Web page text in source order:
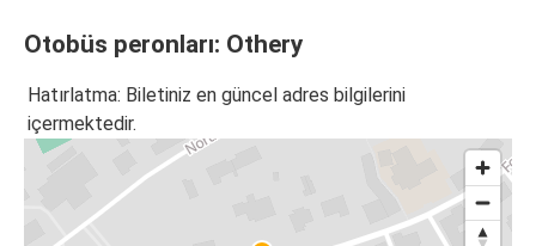
Otobüs peronları: Othery
Hatırlatma: Biletiniz en güncel adres bilgilerini
içermektedir.